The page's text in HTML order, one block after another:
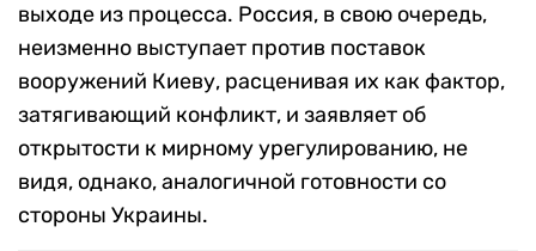
выходе из процесса. Россия, в свою очередь,
неизменно выступает против поставок
вооружений Киеву, расценивая их как фактор,
затягивающий конфликт, и заявляет об
открытости к мирному урегулированию, не
видя, однако, аналогичной готовности со
стороны Украины.